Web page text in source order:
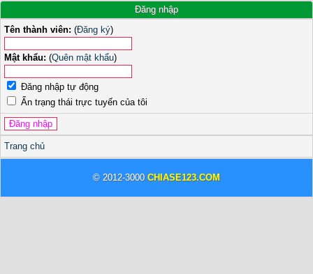
Đăng nhập
Tên thành viên: (Đăng ký)
Mật khẩu: (Quên mật khẩu)
Đăng nhập tự động
Ẩn trạng thái trực tuyến của tôi
Trang chủ
© 2012-3000 CHIASE123.COM